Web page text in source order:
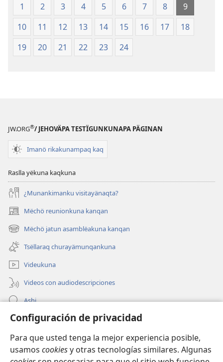
Configuración de privacidad
Para que usted tenga la mejor experiencia posible,
usamos cookiesy otras tecnologías similares. Algunas
1 2 3 4 5 6 7 8
9
10
11 12 13 14 15 16 17
18
19
20 21 22 23 24
JW.ORG®/ JEHOVÄPA TESTÏGUNKUNAPA PÄGINAN
Imanö rikakunampaq kaq
Raslla yëkuna kaqkuna
¿Munankimanku visitayänaqta?
Mëchö reunionkuna kanqan
(abre
una
nueva
ventana)
Mëchö jatun asamblëakuna kanqan
(abre
una
nueva
ventana)
Tsëllaraq churayämunqankuna
Videukuna
Videos con audiodescripciones
Ashi
Mëtsëchö Jehoväpa testïgunkunapaq musyanëkipaq
Qellë churana
(abre